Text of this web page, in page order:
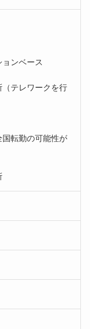
ョンベース
（テレワークを行
転勤の可能性が